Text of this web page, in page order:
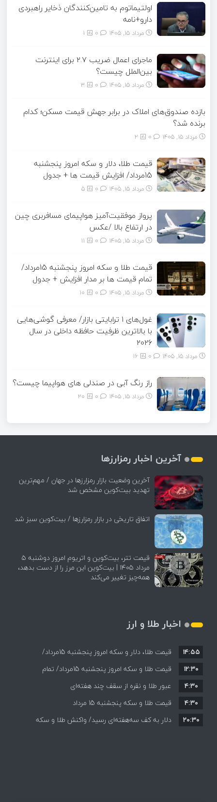
اولتیماتوم به تامین‌کنندگان ذخایر راهبردی
دارو+نامه
مرداد ۱۵, ۱۴۰۵ 1
ماجرای اعمال ضریب ۲.۷ برای اینترنت
بین‌الملل چیست؟
مرداد ۱۵, ۱۴۰۵ 3
بازده صندوق‌های املاک در برابر جهش قیمت مسکن؛ کدام
برنده شد؟
مرداد ۱۵, ۱۴۰۵ 2
قیمت طلا، دلار و سکه امروز پنجشنبه
15مرداد/ افزایش قیمت ها + جدول
مرداد ۱۵, ۱۴۰۵ 5
پرواز موفقیت‌آمیز هواپیمای مسافربری چین
در ارتفاع بالا /عکس
مرداد ۱۵, ۱۴۰۵ 11
قیمت طلا و سکه امروز پنجشنبه 15مرداد/
تمام قیمت ها بر مدار افزایش + جدول
مرداد ۱۵, ۱۴۰۵ 10
غول‌های ۱ ترابایتی بازار/ معرفی گوشی‌هایی
با بالاترین ظرفیت حافظه داخلی در سال
۲۰۲۶
مرداد ۱۵, ۱۴۰۵ 16
راز رنگ آبی در صندلی های هواپیما چیست؟
مرداد ۱۵, ۱۴۰۵ 20
آخرین اخبار رمزارزها
آخرین وضعیت بازار رمزارزها در جهان / مهم‌ترین
تهدید بیت‌کوین مشخص شد
اتفاق تاریخی در بازار رمزارزها / بیت‌کوین سبز شد
قیمت تتر، بیت‌کوین و اتریوم امروز دوشنبه ۵
مرداد ۱۴۰۵ | بیت‌کوین این مرز را از دست بدهد،
همه‌چیز تغییر می‌کند
اخبار طلا و ارز
قیمت طلا، دلار و سکه امروز پنجشنبه 15مرداد/
افزایش قیمت ها + جدول
۱۴:۵۵
قیمت طلا و سکه امروز پنجشنبه 15مرداد/ تمام
قیمت ها بر مدار افزایش + جدول
۱۲:۳۰
عبور طلا و نقره از سقف چند هفته‌ای
۴:۳۰
قیمت طلا و سکه پنجشنبه 15 مرداد
۴:۳۰
دلار به کف سه‌هفته‌ای رسید/ واکنش طلا و سکه
۲۰:۳۰